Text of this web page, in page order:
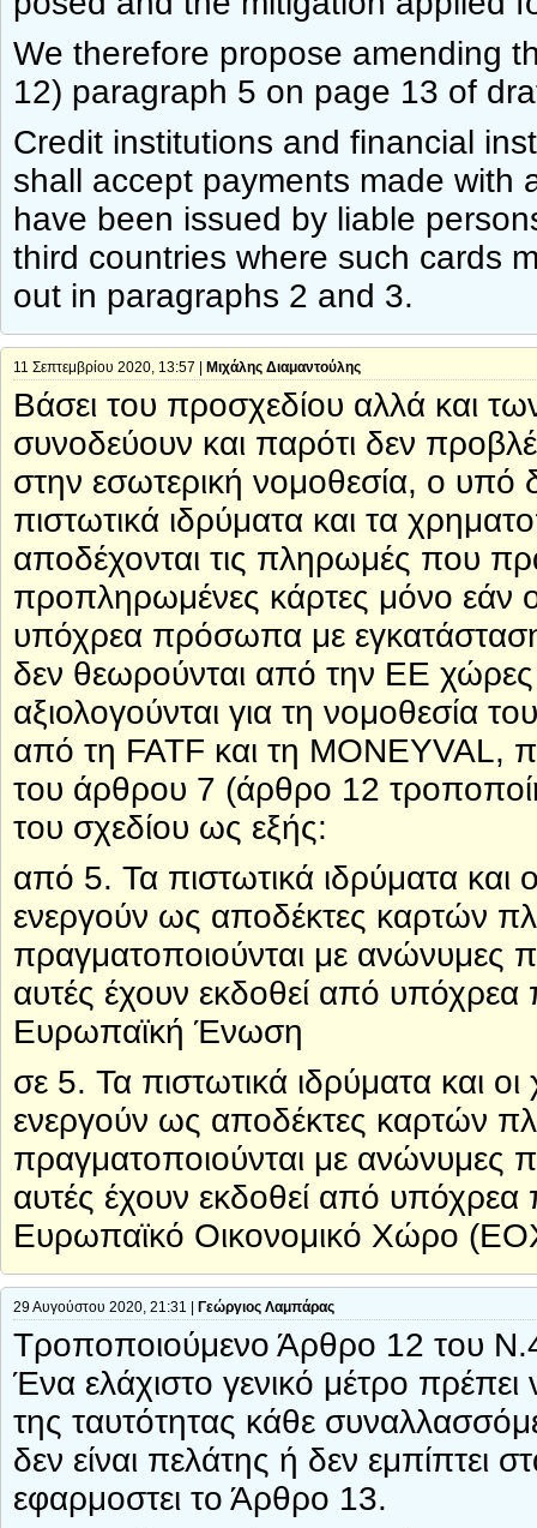
We therefore propose amending
12) paragraph 5 on page 13 of
Credit institutions and financial
shall accept payments made with
have been issued by liable
third countries where such cards
out in paragraphs 2 and 3.
11 Σεπτεμβρίου 2020, 13:57 | Μιχάλης Διαμαντούλης
Βάσει του προσχεδίου αλλά και
συνοδεύουν και παρότι δεν
στην εσωτερική νομοθεσία, ο υπό
πιστωτικά ιδρύματα και τα
αποδέχονται τις πληρωμές που
προπληρωμένες κάρτες μόνο εάν
υπόχρεα πρόσωπα με
δεν θεωρούνται από την ΕΕ
αξιολογούνται για τη νομοθεσία
από τη FATF και τη MONEYVAL,
του άρθρου 7 (άρθρο 12
του σχεδίου ως εξής:
από 5. Τα πιστωτικά ιδρύματα και
ενεργούν ως αποδέκτες καρτών
πραγματοποιούνται με ανώνυμες
αυτές έχουν εκδοθεί από
Ευρωπαϊκή Ένωση
σε 5. Τα πιστωτικά ιδρύματα και
ενεργούν ως αποδέκτες καρτών
πραγματοποιούνται με ανώνυμες
αυτές έχουν εκδοθεί από
Ευρωπαϊκό Οικονομικό Χώρο
29 Αυγούστου 2020, 21:31 | Γεώργιος Λαμπάρας
Τροποποιούμενο Άρθρο 12 του
Ένα ελάχιστο γενικό μέτρο
της ταυτότητας κάθε
δεν είναι πελάτης ή δεν εμπίπτει
εφαρμοστει το Άρθρο 13.